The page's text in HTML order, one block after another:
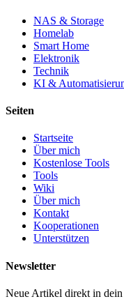
NAS & Storage
Homelab
Smart Home
Elektronik
Technik
KI &
Seiten
Startseite
Über mich
Kostenlose Tools
Tools
Wiki
Über mich
Kontakt
Kooperationen
Unterstützen
Newsletter
Neue Artikel direkt in dein